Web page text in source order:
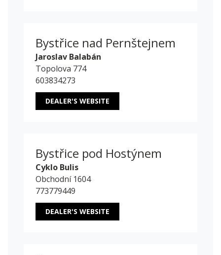
Bystřice nad Pernštejnem
Jaroslav Balabán
Topolova 774
603834273
DEALER'S WEBSITE
Bystřice pod Hostýnem
Cyklo Bulis
Obchodní 1604
773779449
DEALER'S WEBSITE